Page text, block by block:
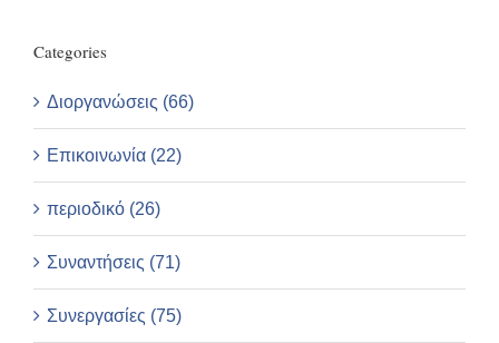
Categories
Διοργανώσεις (66)
Επικοινωνία (22)
περιοδικό (26)
Συναντήσεις (71)
Συνεργασίες (75)